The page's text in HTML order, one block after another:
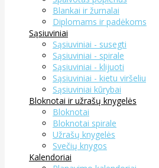
Blankai ir žurnalai
Diplomams ir padėkoms
Sąsiuviniai
Sąsiuviniai - susegti
Sąsiuviniai - spirale
Sąsiuviniai - klijuoti
Sąsiuviniai - kietu viršeliu
Sąsiuviniai kūrybai
Bloknotai ir užrašų knygelės
Bloknotai
Bloknotai spirale
Užrašų knygelės
Svečių knygos
Kalendoriai